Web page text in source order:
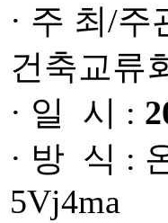
· 주 최/
건축교류
· 일 시 :
· 방 식 :
5Vj4ma